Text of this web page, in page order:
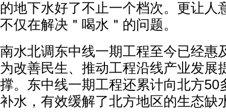
的地下水好了不止一个档次。更让人
不仅在解决＂喝水＂的问题。
南水北调东中线一期工程至今已经惠
为改善民生、推动工程沿线产业发展
撑。东中线一期工程还累计向北方50
补水，有效缓解了北方地区的生态缺